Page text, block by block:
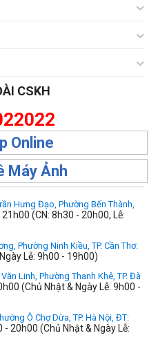
CSKH
Online
Máy Ảnh
Hưng Đạo, Phường Bến Thành,
21h00 (CN: 8h30 - 20h00, Lễ:
Phường Ninh Kiều, TP. Cần Thơ.
Lễ: 9h00 - 19h00)
Linh, Phường Thanh Khê, TP. Đà
(Chủ Nhật & Ngày Lễ: 9h00 -
Ô Chợ Dừa, TP. Hà Nội, ĐT:
- 20h00 (Chủ Nhật & Ngày Lễ: